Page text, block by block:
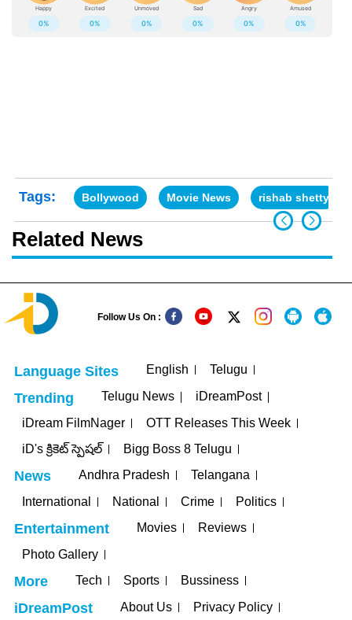
Tags: Bollywood Movie News rishab shetty
Related News
Follow Us On :
Language Sites English Telugu
Trending Telugu News
iDreamPost
iDream FilmNager
OTT Releases This Week
iD's క్రికెట్ స్పెషల్
Bigg Boss 8 Telugu
News Andhra Pradesh
Telangana
International
National Crime Politics
Entertainment Movies
Reviews
Photo Gallery
More Tech Sports Bussiness
iDreamPost About Us Privacy Policy